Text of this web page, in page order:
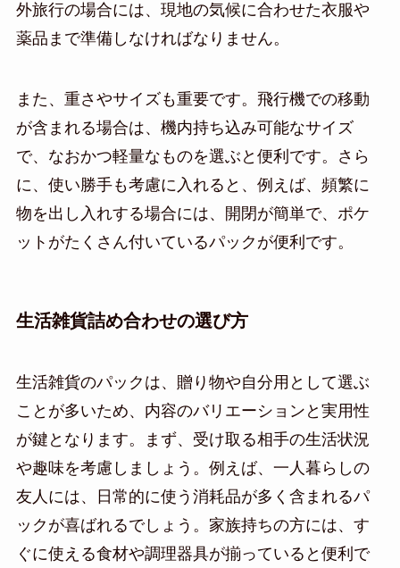
外旅行の場合には、現地の気候に合わせた衣服や
薬品まで準備しなければなりません。
また、重さやサイズも重要です。飛行機での移動
が含まれる場合は、機内持ち込み可能なサイズ
で、なおかつ軽量なものを選ぶと便利です。さら
に、使い勝手も考慮に入れると、例えば、頻繁に
物を出し入れする場合には、開閉が簡単で、ポケ
ットがたくさん付いているパックが便利です。
生活雑貨詰め合わせの選び方
生活雑貨のパックは、贈り物や自分用として選ぶ
ことが多いため、内容のバリエーションと実用性
が鍵となります。まず、受け取る相手の生活状況
や趣味を考慮しましょう。例えば、一人暮らしの
友人には、日常的に使う消耗品が多く含まれるパ
ックが喜ばれるでしょう。家族持ちの方には、す
ぐに使える食材や調理器具が揃っていると便利で